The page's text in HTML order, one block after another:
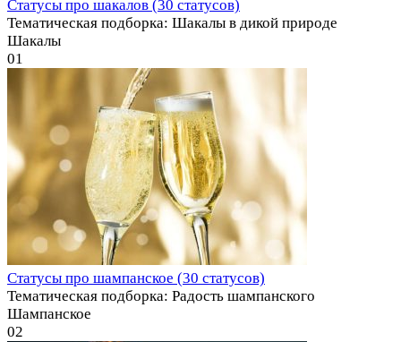
Статусы про шакалов (30 статусов)
Тематическая подборка: Шакалы в дикой природе
Шакалы
01
Статусы про шампанское (30 статусов)
Тематическая подборка: Радость шампанского
Шампанское
02